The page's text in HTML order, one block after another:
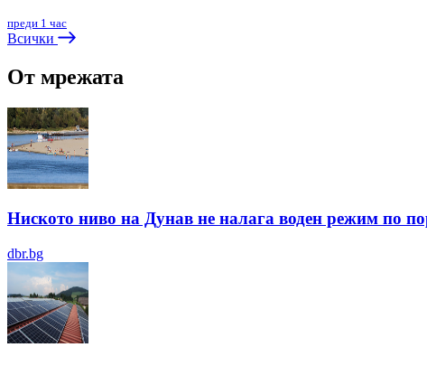
преди 1 час
Всички
От мрежата
Ниското ниво на Дунав не налага воден режим по
dbr.bg